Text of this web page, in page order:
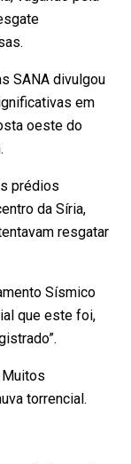
SANA divulgou
em
oeste do
prédios
da Síria,
resgatar
Sísmico
que este foi,
torrencial.